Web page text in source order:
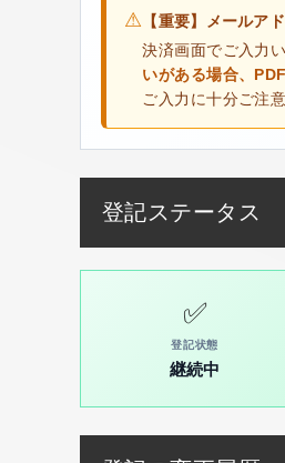
⚠ 【重要】メールア
決済画面でご入力
いがある場合、
ご入力に十分ご注
登記ステータス
✅
登記状態
継続中